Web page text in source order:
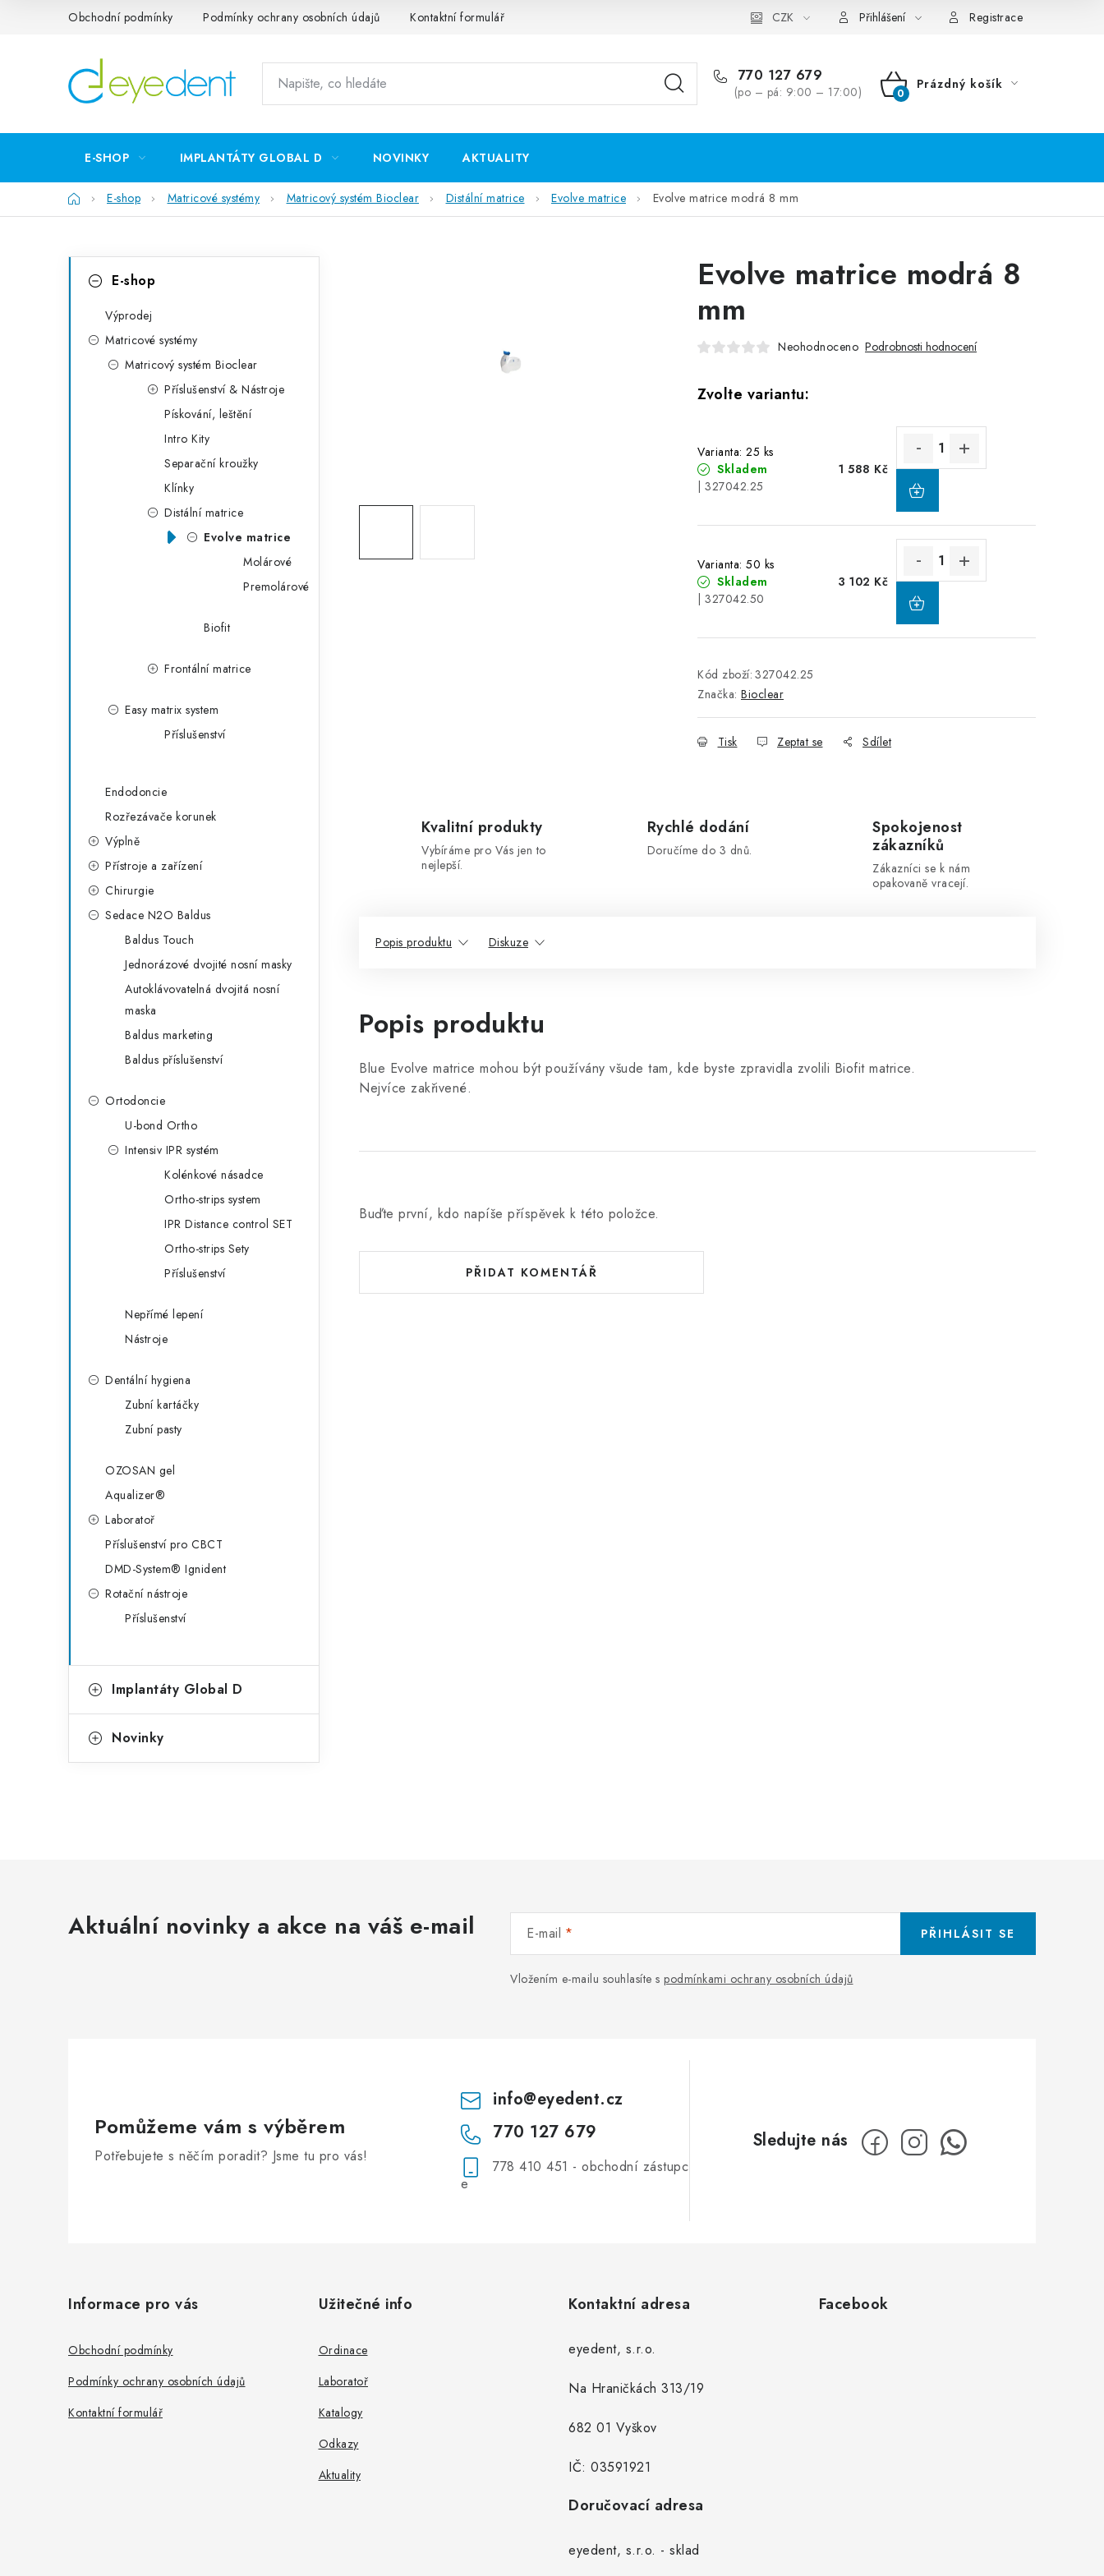
Obchodní podmínky Podmínky ochrany osobních údajů Kontaktní formulář CZK Přihlášení Registrace
770 127 679
(po – pá: 9:00 – 17:00)
NÁKUPNÍ
Prázdný košík
E-SHOP IMPLANTÁTY GLOBAL D NOVINKY AKTUALITY
DomůE-shop Matricové systémy Matricový systém Bioclear Distální matrice Evolve matrice Evolve matrice modrá 8 mm
kategorieE-shop
Výprodej
Matricové systémy
Matricový systém Bioclear
Příslušenství & Nástroje
Pískování, leštění
Intro Kity
Separační kroužky
Klínky
Distální matrice
Evolve matrice
Molárové
Premolárové
Biofit
Frontální matrice
Easy matrix system
Příslušenství
Endodoncie
Rozřezávače korunek
Výplně
Přístroje a zařízení
Chirurgie
Sedace N2O Baldus
Baldus Touch
Jednorázové dvojité nosní masky
Autoklávovatelná dvojitá nosní
maska
Baldus marketing
Baldus příslušenství
Ortodoncie
U-bond Ortho
Intensiv IPR systém
Kolénkové násadce
Ortho-strips system
IPR Distance control SET
Ortho-strips Sety
Příslušenství
Nepřímé lepení
Nástroje
Dentální hygiena
Zubní kartáčky
Zubní pasty
OZOSAN gel
Aqualizer®
Laboratoř
Příslušenství pro CBCT
DMD-System® Ignident
Rotační nástroje
Příslušenství
Implantáty Global D
Novinky
Evolve matrice modrá 8
mm
Neohodnoceno Podrobnosti hodnocení
Varianta: 25 ks
Skladem
| 327042.25
1 588 Kč
Varianta: 50 ks
Skladem
| 327042.50
3 102 Kč
Kód zboží: 327042.25
Značka: Bioclear
Tisk Zeptat se Sdílet
Kvalitní produkty
Vybíráme pro Vás jen to
nejlepší.
Rychlé dodání
Doručíme do 3 dnů.
Spokojenost
zákazníků
Zákazníci se k nám
opakovaně vracejí.
Popis produktu Diskuze
Popis produktu
Blue Evolve matrice mohou být používány všude tam, kde byste zpravidla zvolili Biofit matrice.
Nejvíce zakřivené.
Buďte první, kdo napíše příspěvek k této položce.
PŘIDAT KOMENTÁŘ
Aktuální novinky a akce na váš e-mail E-mail
Vložením e-mailu souhlasíte s podmínkami ochrany osobních údajů
PŘIHLÁSIT SE
Pomůžeme vám s výběrem
Potřebujete s něčím poradit? Jsme tu pro vás!
info@eyedent.cz
770 127 679
778 410 451 - obchodní zástupc
e
Informace pro vás
Obchodní podmínky
Podmínky ochrany osobních údajů
Kontaktní formulář
Užitečné info
Ordinace
Laboratoř
Katalogy
Odkazy
Aktuality
Kontaktní adresa
eyedent, s.r.o.
Na Hraničkách 313/19
682 01 Vyškov
IČ: 03591921
Doručovací adresa
eyedent, s.r.o. - sklad
Facebook